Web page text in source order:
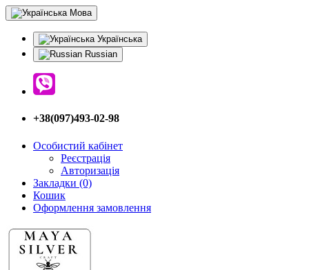
Мова
Українська
Russian
+38(097)493-02-98
Особистий кабінет
Реєстрація
Авторизація
Закладки (0)
Кошик
Оформлення замовлення